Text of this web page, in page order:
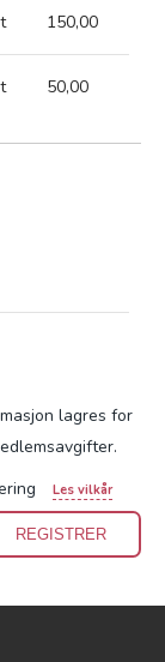
150,00
50,00
lagres for
Les vilkår